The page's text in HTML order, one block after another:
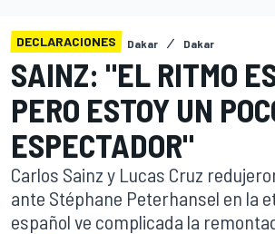
DECLARACIONES Dakar Dakar
SAINZ: "EL RITMO
PERO ESTOY UN
ESPECTADOR"
Carlos Sainz y Lucas Cruz
ante Stéphane Peterhansel en la
español ve complicada la